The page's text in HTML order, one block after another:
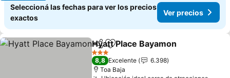
Seleccioná las fechas para ver los precios
exactos
Ver precios
CompartirAñadir a favoritos
Hyatt Place Bayamon
3 Estrellas
8,8 Excelente
6.398
Toa Baja